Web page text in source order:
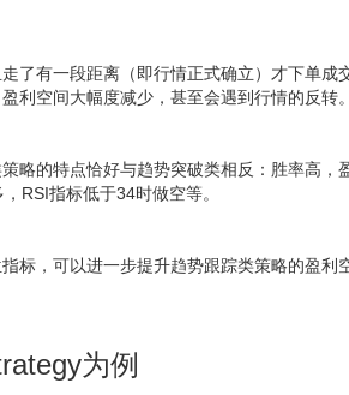
了有一段距离（即行情正式确立）才下单
利空间大幅度减少，甚至会遇到行情的反转。
略的特点恰好与趋势突破类相反：胜率高
RSI指标低于34时做空等。
标，可以进一步提升趋势跟踪类策略的盈利
为例